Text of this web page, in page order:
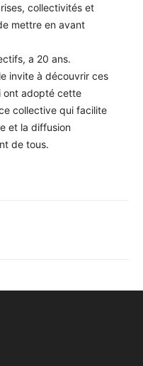
collectivités et
mettre en avant
a 20 ans.
invite à découvrir ces
ont adopté cette
collective qui facilite
et la diffusion
de tous.